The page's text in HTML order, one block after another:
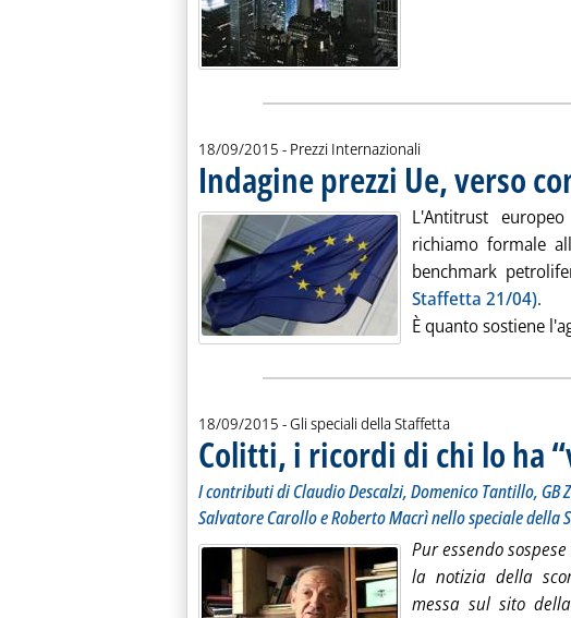
18/09/2015 - Prezzi Internazionali
Indagine prezzi Ue, verso
L'Antitrust
richiamo formale
benchmark
Staffetta 21/04).
È quanto sostiene
18/09/2015 - Gli speciali della Staffetta
Colitti, i ricordi di chi lo ha
I contributi di Claudio Descalzi, Domenico Tantillo, GB
Salvatore Carollo e Roberto Macrì nello speciale della
Pur essendo
la notizia della
messa sul sito